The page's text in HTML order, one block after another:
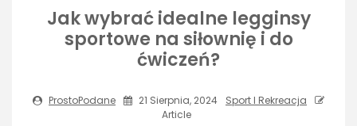
Jak wybrać idealne legginsy
sportowe na siłownię i do
ćwiczeń?
ProstoPodane 21 Sierpnia, 2024
Sport I Rekreacja
Article